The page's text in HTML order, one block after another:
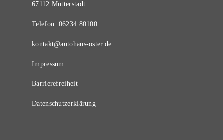
67112 Mutterstadt
Telefon: 06234 80100
kontakt@autohaus-oster.de
Impressum
Barrierefreiheit
Datenschutzerklärung